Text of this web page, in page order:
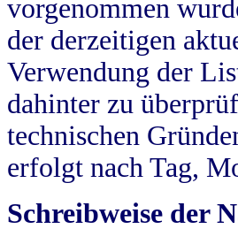
vorgenommen
der derzeitigen
Verwendung der
dahinter zu
technischen
erfolgt nach Tag,
Schreibweise der